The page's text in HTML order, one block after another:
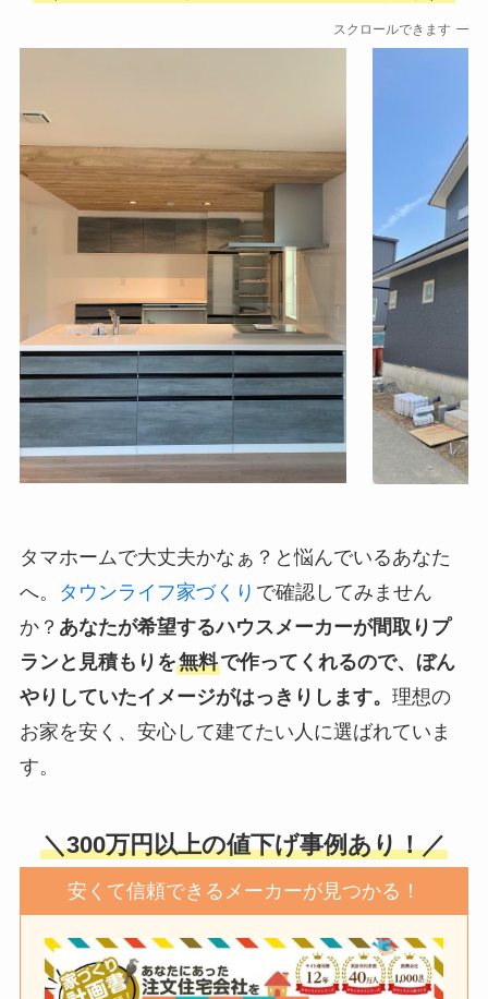
スクロールできます
タマホームで大丈夫かなぁ？と悩んでいるあなた
へ。
タウンライフ家づくり で確認してみません
か？ あなたが希望するハウスメーカーが間取りプ
ランと見積もりを無料で作ってくれるので、ぼん
やりしていたイメージがはっきりします。 理想の
お家を安く、安心して建てたい人に選ばれていま
す。
＼300万円以上の値下げ事例あり！／
安くて信頼できるメーカーが見つかる！